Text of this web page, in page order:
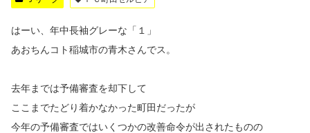
はーい、年中長袖グレーな「１」
あおちんコト稲城市の青木さんでス。
去年までは予備審査を却下して
ここまでたどり着かなかった町田だったが
今年の予備審査ではいくつかの改善命令が出されたものの